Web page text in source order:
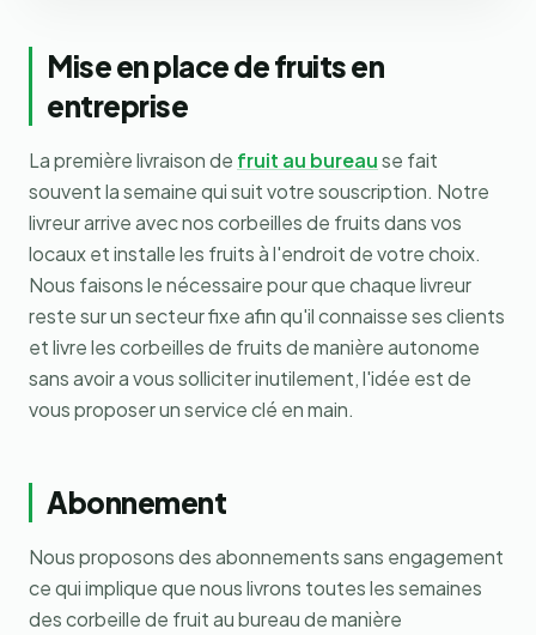
Mise en place de fruits en
entreprise
La première livraison de fruit au bureause fait
souvent la semaine qui suit votre souscription. Notre
livreur arrive avec nos corbeilles de fruits dans vos
locaux et installe les fruits à l'endroit de votre choix.
Nous faisons le nécessaire pour que chaque livreur
reste sur un secteur fixe afin qu'il connaisse ses clients
et livre les corbeilles de fruits de manière autonome
sans avoir a vous solliciter inutilement, l'idée est de
vous proposer un service clé en main.
Abonnement
Nous proposons des abonnements sans engagement
ce qui implique que nous livrons toutes les semaines
des corbeille de fruit au bureau de manière